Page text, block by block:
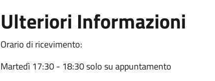
Ulteriori Informazioni
Orario di ricevimento:
Martedì 17:30 - 18:30 solo su appuntamento